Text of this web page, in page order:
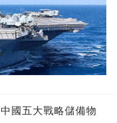
國五大戰略儲備物